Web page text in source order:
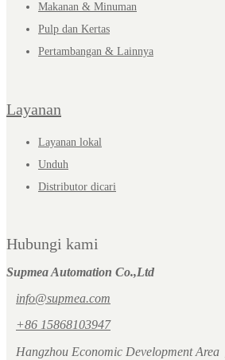
Makanan & Minuman
Pulp dan Kertas
Pertambangan & Lainnya
Layanan
Layanan lokal
Unduh
Distributor dicari
Hubungi kami
Supmea Automation Co.,Ltd
info@supmea.com
+86 15868103947
Hangzhou Economic Development Area